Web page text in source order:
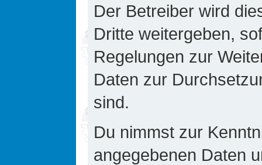
Der Betreiber wird
Dritte weitergeben,
Regelungen zur
Daten zur
sind.
Du nimmst zur
angegebenen Daten